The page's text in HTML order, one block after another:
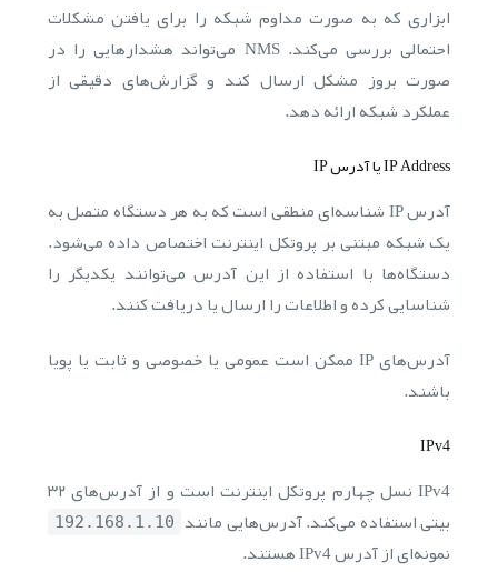
ابزاری که به صورت مداوم شبکه را برای یافتن مشکلات
احتمالی بررسی می‌کند. NMS می‌تواند هشدارهایی را در
صورت بروز مشکل ارسال کند و گزارش‌های دقیقی از
عملکرد شبکه ارائه دهد.
IP Address یا آدرس IP
آدرس IP شناسه‌ای منطقی است که به هر دستگاه متصل به
یک شبکه مبتنی بر پروتکل اینترنت اختصاص داده می‌شود.
دستگاه‌ها با استفاده از این آدرس می‌توانند یکدیگر را
شناسایی کرده و اطلاعات را ارسال یا دریافت کنند.
آدرس‌های IP ممکن است عمومی یا خصوصی و ثابت یا پویا
باشند.
IPv4
IPv4 نسل چهارم پروتکل اینترنت است و از آدرس‌های ۳۲
بیتی استفاده می‌کند. آدرس‌هایی مانند
192.168.1.10
نمونه‌ای از آدرس IPv4 هستند.